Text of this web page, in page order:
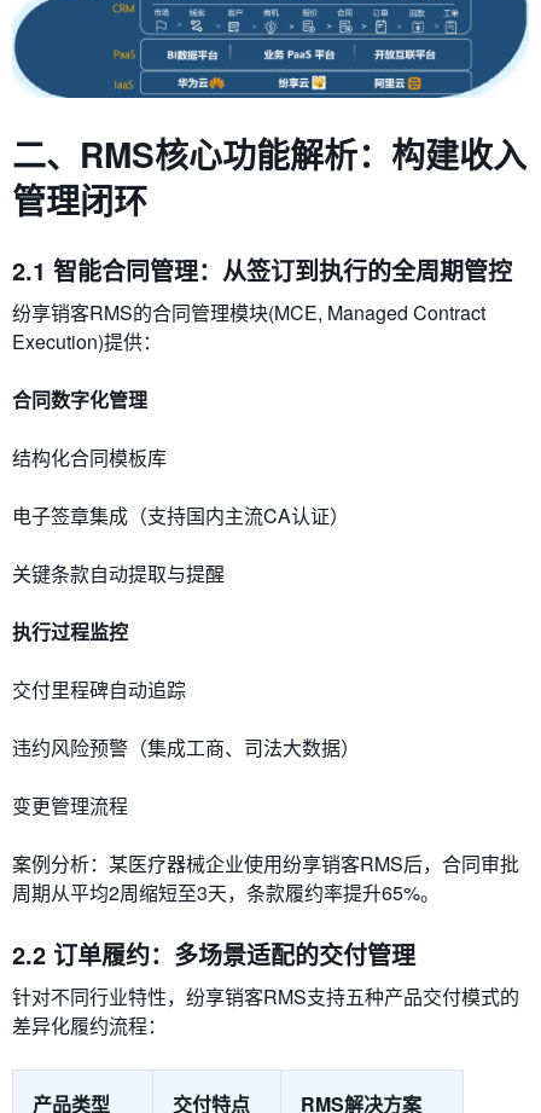
二、RMS核心功能解析：构建收入
管理闭环
2.1 智能合同管理：从签订到执行的全周期管控
纷享销客RMS的合同管理模块(MCE, Managed Contract
Execution)提供：
​合同数字化管理​
结构化合同模板库
电子签章集成（支持国内主流CA认证）
关键条款自动提取与提醒
​执行过程监控​
交付里程碑自动追踪
违约风险预警（集成工商、司法大数据）
变更管理流程
​​案例分析​​：某医疗器械企业使用纷享销客RMS后，合同审批
周期从平均2周缩短至3天，条款履约率提升65%。
2.2 订单履约：多场景适配的交付管理
针对不同行业特性，纷享销客RMS支持​​五种产品交付模式​​的
差异化履约流程：
产品类型 交付特点 RMS解决方案